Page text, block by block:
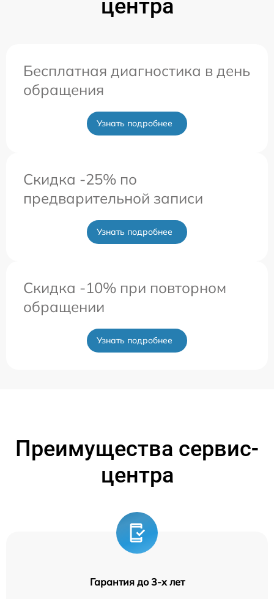
центра
Бесплатная диагностика в день
обращения
Узнать подробнее
Скидка -25% по
предварительной записи
Узнать подробнее
Скидка -10% при повторном
обращении
Узнать подробнее
Преимущества сервис-
центра
Гарантия до 3-х лет